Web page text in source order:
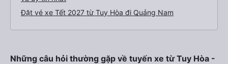
Đặt vé xe Tết 2027 từ Tuy Hòa đi Quảng Nam
Những câu hỏi thường gặp về tuyến xe từ Tuy Hòa -